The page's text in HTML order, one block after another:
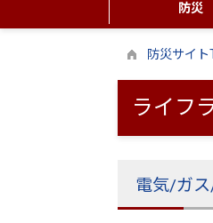
防災
防災サイト
ライフ
電気/ガ